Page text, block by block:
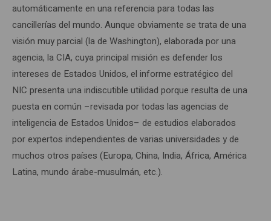
automáticamente en una referencia para todas las
cancillerías del mundo. Aunque obviamente se trata de una
visión muy parcial (la de Washington), elaborada por una
agencia, la CIA, cuya principal misión es defender los
intereses de Estados Unidos, el informe estratégico del
NIC presenta una indiscutible utilidad porque resulta de una
puesta en común –revisada por todas las agencias de
inteligencia de Estados Unidos– de estudios elaborados
por expertos independientes de varias universidades y de
muchos otros países (Europa, China, India, África, América
Latina, mundo árabe-musulmán, etc.).